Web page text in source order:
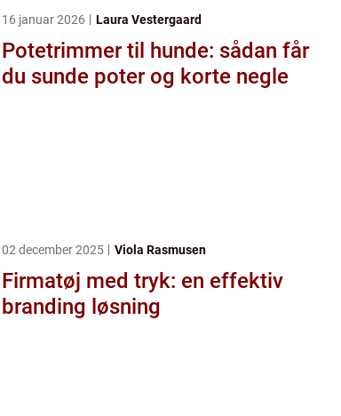
16 januar 2026 Laura Vestergaard
Potetrimmer til hunde: sådan får
du sunde poter og korte negle
02 december 2025 Viola Rasmusen
Firmatøj med tryk: en effektiv
branding løsning